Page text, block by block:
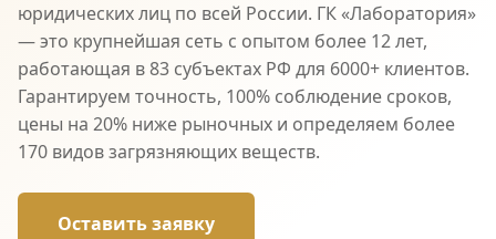
юридических лиц по всей России. ГК «Лаборатория»
— это крупнейшая сеть с опытом более 12 лет,
работающая в 83 субъектах РФ для 6000+ клиентов.
Гарантируем точность, 100% соблюдение сроков,
цены на 20% ниже рыночных и определяем более
170 видов загрязняющих веществ.
Оставить заявку